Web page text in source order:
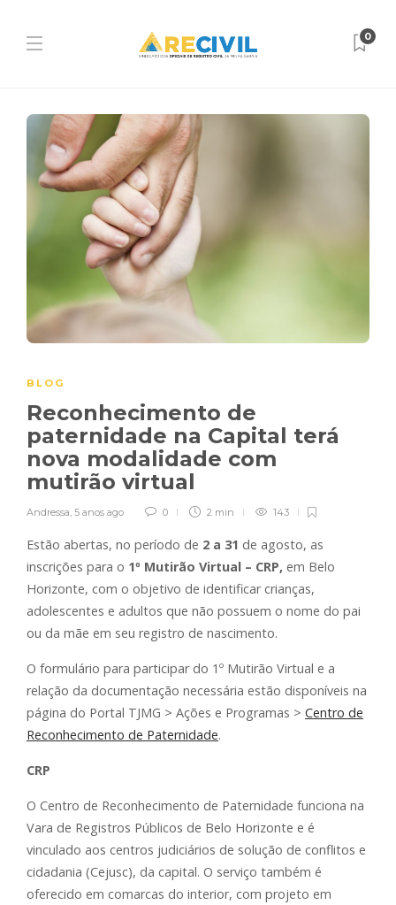
0
BLOG
Reconhecimento de
paternidade na Capital terá
nova modalidade com
mutirão virtual
Andressa 5 anos ago 0 2 min 143
Estão abertas, no período de 2 a 31 de agosto, as
inscrições para o 1º Mutirão Virtual – CRP, em Belo
Horizonte, com o objetivo de identificar crianças,
adolescentes e adultos que não possuem o nome do pai
ou da mãe em seu registro de nascimento.
O formulário para participar do 1º Mutirão Virtual e a
relação da documentação necessária estão disponíveis na
página do Portal TJMG > Ações e Programas > Centro de
Reconhecimento de Paternidade.
CRP
O Centro de Reconhecimento de Paternidade funciona na
Vara de Registros Públicos de Belo Horizonte e é
vinculado aos centros judiciários de solução de conflitos e
cidadania (Cejusc), da capital. O serviço também é
oferecido em comarcas do interior, com projeto em